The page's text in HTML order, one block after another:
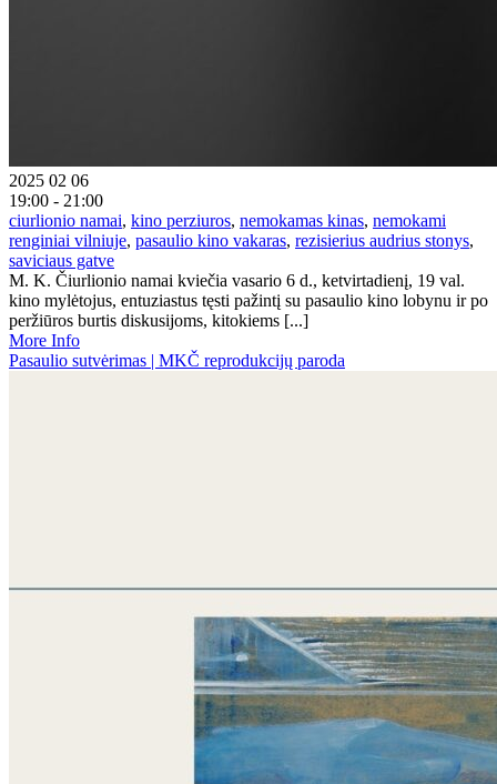
2025 02 06
19:00 - 21:00
ciurlionio namai, kino perziuros, nemokamas kinas, nemokami
renginiai vilniuje, pasaulio kino vakaras, rezisierius audrius stonys,
saviciaus gatve
M. K. Čiurlionio namai kviečia vasario 6 d., ketvirtadienį, 19 val.
kino mylėtojus, entuziastus tęsti pažintį su pasaulio kino lobynu ir po
peržiūros burtis diskusijoms, kitokiems [...]
More Info
Pasaulio sutvėrimas | MKČ reprodukcijų paroda